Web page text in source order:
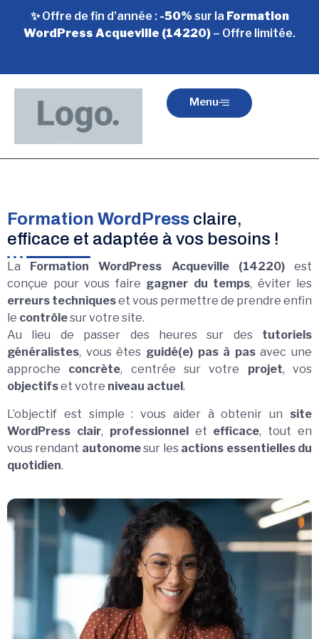
✨ Offre de fin d’année : -50%sur la Formation
WordPress Acqueville (14220) – Offre limitée.
Menu
Formation WordPress claire,
efficace et adaptée à vos besoins !
La Formation WordPress Acqueville (14220)est
conçue pour vous faire gagner du temps, éviter les
erreurs techniqueset vous permettre de prendre enfin
le contrôlesur votre site.
Au lieu de passer des heures sur des tutoriels
généralistes, vous êtes guidé(e) pas à pasavec une
approche concrète, centrée sur votre projet, vos
objectifset votre niveau actuel .
L’objectif est simple : vous aider à obtenir un site
WordPress clair, professionnelet efficace, tout en
vous rendant autonomesur les actions essentielles du
quotidien.